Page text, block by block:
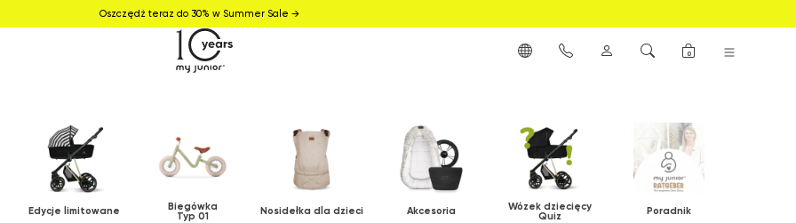
0
Oszczędź teraz do 30% w Summer Sale →
Edycje limitowane Biegówka
Typ 01 Nosidełka dla dzieci Akcesoria Wózek dziecięcy
Quiz Poradnik